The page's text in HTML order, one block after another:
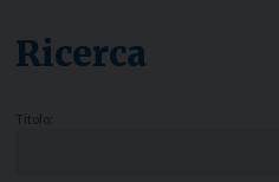
Ricerca
Titolo: